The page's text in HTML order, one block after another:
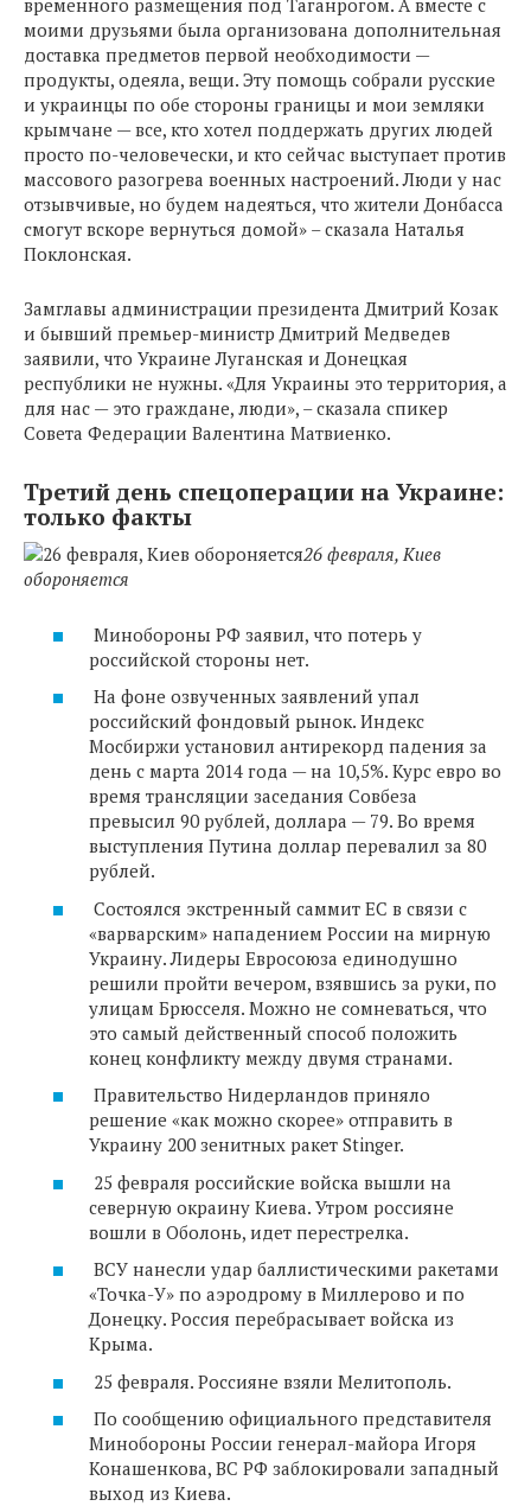
временного размещения под Таганрогом. А вместе с
моими друзьями была организована дополнительная
доставка предметов первой необходимости —
продукты, одеяла, вещи. Эту помощь собрали русские
и украинцы по обе стороны границы и мои земляки
крымчане — все, кто хотел поддержать других людей
просто по-человечески, и кто сейчас выступает против
массового разогрева военных настроений. Люди у нас
отзывчивые, но будем надеяться, что жители Донбасса
смогут вскоре вернуться домой» – сказала Наталья
Поклонская.
Замглавы администрации президента Дмитрий Козак
и бывший премьер-министр Дмитрий Медведев
заявили, что Украине Луганская и Донецкая
республики не нужны. «Для Украины это территория, а
для нас — это граждане, люди», – сказала спикер
Совета Федерации Валентина Матвиенко.
Третий день спецоперации на Украине:
только факты
26 февраля, Киев
обороняется
Минобороны РФ заявил, что потерь у
российской стороны нет.
На фоне озвученных заявлений упал
российский фондовый рынок. Индекс
Мосбиржи установил антирекорд падения за
день с марта 2014 года — на 10,5%. Курс евро во
время трансляции заседания Совбеза
превысил 90 рублей, доллара — 79. Во время
выступления Путина доллар перевалил за 80
рублей.
Состоялся экстренный саммит ЕС в связи с
«варварским» нападением России на мирную
Украину. Лидеры Евросоюза единодушно
решили пройти вечером, взявшись за руки, по
улицам Брюсселя. Можно не сомневаться, что
это самый действенный способ положить
конец конфликту между двумя странами.
Правительство Нидерландов приняло
решение «как можно скорее» отправить в
Украину 200 зенитных ракет Stinger.
25 февраля российские войска вышли на
северную окраину Киева. Утром россияне
вошли в Оболонь, идет перестрелка.
ВСУ нанесли удар баллистическими ракетами
«Точка-У» по аэродрому в Миллерово и по
Донецку. Россия перебрасывает войска из
Крыма.
25 февраля. Россияне взяли Мелитополь.
По сообщению официального представителя
Минобороны России генерал-майора Игоря
Конашенкова, ВС РФ заблокировали западный
выход из Киева.